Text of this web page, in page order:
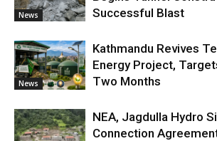
News
Successful Blast
News
Kathmandu Revives
Energy Project,
Two Months
NEA, Jagdulla Hydro
Connection